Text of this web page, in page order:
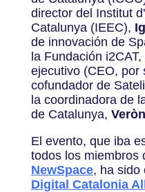
director del Institut
Catalunya (IEEC),
de innovación de
la Fundación i2CAT,
ejecutivo (CEO, por
cofundador de
la coordinadora de
de Catalunya,
El evento, que iba
todos los miembros
NewSpace, ha sido
Digital Catalonia